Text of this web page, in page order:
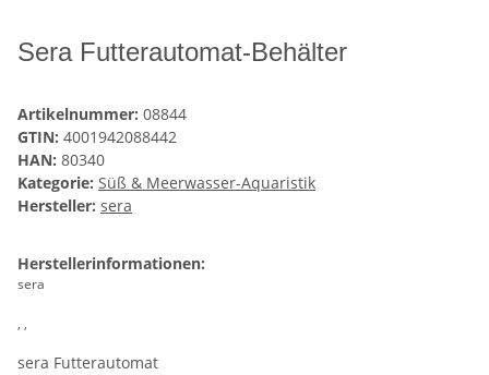
Sera Futterautomat-Behälter
Artikelnummer: 08844
GTIN: 4001942088442
HAN: 80340
Kategorie: Süß & Meerwasser-Aquaristik
Hersteller: sera
Herstellerinformationen:
sera
, ,
sera Futterautomat